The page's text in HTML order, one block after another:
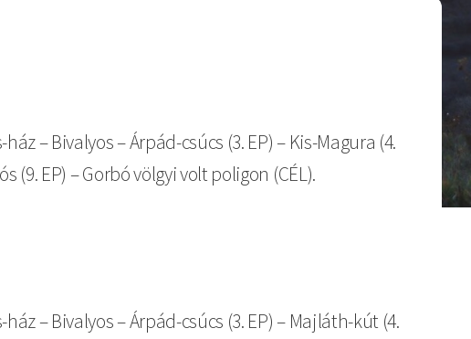
– Bivalyos – Árpád-csúcs (3. EP) – Kis-Magura (4.
(9. EP) – Gorbó völgyi volt poligon (CÉL).
– Bivalyos – Árpád-csúcs (3. EP) – Majláth-kút (4.